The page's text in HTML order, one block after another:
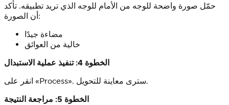
حمّل صورة واضحة للوجه من الأمام للوجه الذي تريد تطبيقه. تأكد
أن الصورة:
مضاءة جيدًا
خالية من العوائق
الخطوة 4: تنفيذ عملية الاستبدال
انقر على «Process». سترى معاينة للتحويل.
الخطوة 5: مراجعة النتيجة